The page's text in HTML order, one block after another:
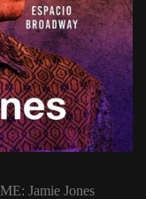
Jamie Jones